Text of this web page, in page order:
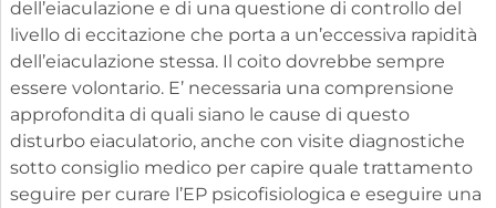
dell’eiaculazione e di una questione di controllo del
livello di eccitazione che porta a un’eccessiva rapidità
dell’eiaculazione stessa. Il coito dovrebbe sempre
essere volontario. E’ necessaria una comprensione
approfondita di quali siano le cause di questo
disturbo eiaculatorio, anche con visite diagnostiche
sotto consiglio medico per capire quale trattamento
seguire per curare l’EP psicofisiologica e eseguire una